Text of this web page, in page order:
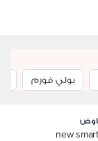
بولي فورم